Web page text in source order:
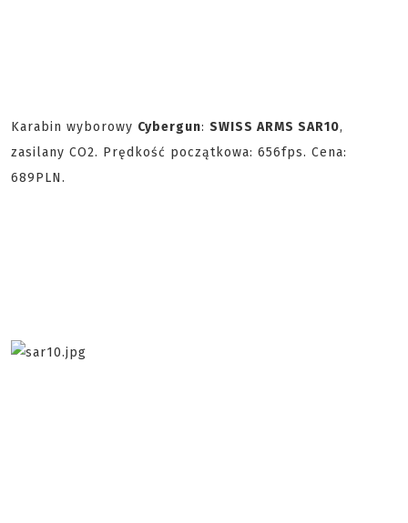
Karabin wyborowy Cybergun: SWISS ARMS SAR10,
zasilany CO2. Prędkość początkowa: 656fps. Cena:
689PLN.